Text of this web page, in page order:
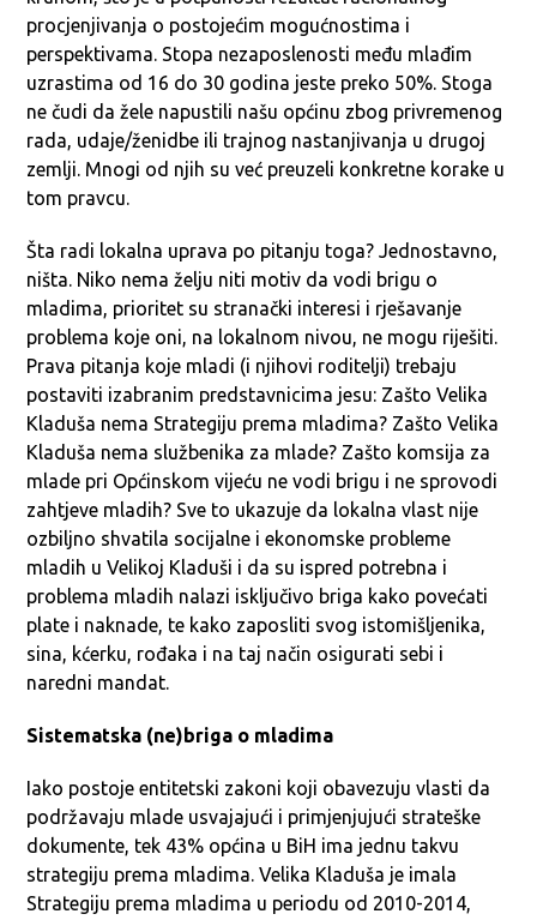
procjenjivanja o postojećim mogućnostima i
perspektivama. Stopa nezaposlenosti među mlađim
uzrastima od 16 do 30 godina jeste preko 50%. Stoga
ne čudi da žele napustili našu općinu zbog privremenog
rada, udaje/ženidbe ili trajnog nastanjivanja u drugoj
zemlji. Mnogi od njih su već preuzeli konkretne korake u
tom pravcu.
Šta radi lokalna uprava po pitanju toga? Jednostavno,
ništa. Niko nema želju niti motiv da vodi brigu o
mladima, prioritet su stranački interesi i rješavanje
problema koje oni, na lokalnom nivou, ne mogu riješiti.
Prava pitanja koje mladi (i njihovi roditelji) trebaju
postaviti izabranim predstavnicima jesu: Zašto Velika
Kladuša nema Strategiju prema mladima? Zašto Velika
Kladuša nema službenika za mlade? Zašto komsija za
mlade pri Općinskom vijeću ne vodi brigu i ne sprovodi
zahtjeve mladih? Sve to ukazuje da lokalna vlast nije
ozbiljno shvatila socijalne i ekonomske probleme
mladih u Velikoj Kladuši i da su ispred potrebna i
problema mladih nalazi isključivo briga kako povećati
plate i naknade, te kako zaposliti svog istomišljenika,
sina, kćerku, rođaka i na taj način osigurati sebi i
naredni mandat.
Sistematska (ne)briga o mladima
Iako postoje entitetski zakoni koji obavezuju vlasti da
podržavaju mlade usvajajući i primjenjujući strateške
dokumente, tek 43% općina u BiH ima jednu takvu
strategiju prema mladima. Velika Kladuša je imala
Strategiju prema mladima u periodu od 2010-2014,